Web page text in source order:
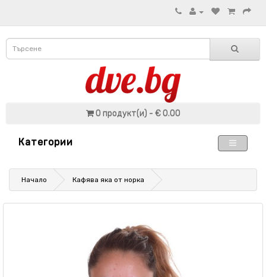
0 продукт(и) - € 0.00
Категории
Начало Кафява яка от норка